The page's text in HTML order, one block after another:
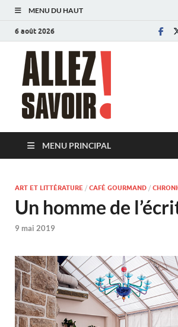
MENU DU HAUT
6 août 2026
MENU PRINCIPAL
ART ET LITTÉRATURE / CAFÉ GOURMAND /
Un homme de
9 mai 2019